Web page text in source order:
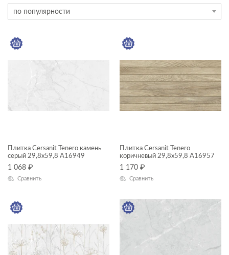
керамогранит
ЦЕНА, ₽
ФОРМАТ ПЛИТКИ, СМ
ГАБАРИТЫ
Ширина, см
по популярности
Плитка Cersanit Tenero камень
серый 29,8x59,8 A16949
1 068 ₽
Сравнить
Плитка Cersanit Tenero
коричневый 29,8x59,8 A16957
1 170 ₽
Сравнить